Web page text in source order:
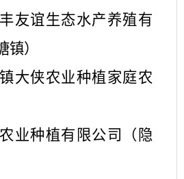
友谊生态水产养殖有
镇）
大侠农业种植家庭农
业种植有限公司（隐